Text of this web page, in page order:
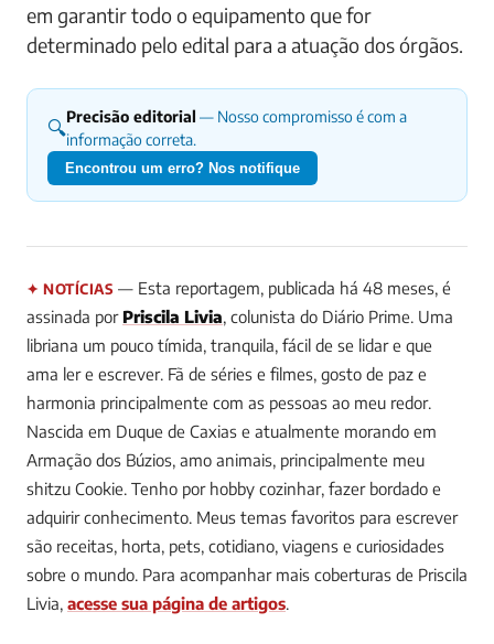
em garantir todo o equipamento que for
determinado pelo edital para a atuação dos órgãos.
🔍Precisão editorial — Nosso compromisso é com a
informação correta.
Encontrou um erro? Nos notifique
✦ NOTÍCIAS — Esta reportagem, publicada há 48 meses, é
assinada por Priscila Livia, colunista do Diário Prime. Uma
libriana um pouco tímida, tranquila, fácil de se lidar e que
ama ler e escrever. Fã de séries e filmes, gosto de paz e
harmonia principalmente com as pessoas ao meu redor.
Nascida em Duque de Caxias e atualmente morando em
Armação dos Búzios, amo animais, principalmente meu
shitzu Cookie. Tenho por hobby cozinhar, fazer bordado e
adquirir conhecimento. Meus temas favoritos para escrever
são receitas, horta, pets, cotidiano, viagens e curiosidades
sobre o mundo. Para acompanhar mais coberturas de Priscila
Livia, acesse sua página de artigos.